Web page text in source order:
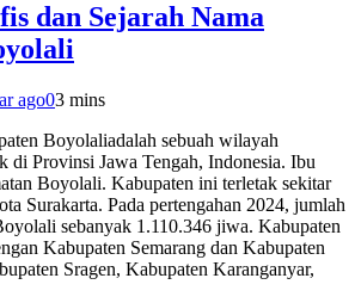
dan Sejarah Nama
ago03 mins
Boyolaliadalah sebuah wilayah
di Provinsi Jawa Tengah, Indonesia. Ibu
Boyolali. Kabupaten ini terletak sekitar
Surakarta. Pada pertengahan 2024, jumlah
sebanyak 1.110.346 jiwa. Kabupaten
Kabupaten Semarang dan Kabupaten
Sragen, Kabupaten Karanganyar,